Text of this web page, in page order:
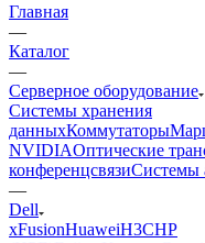
Главная
—
Каталог
—
Серверное оборудование
Системы хранения
данныхКоммутаторы
NVIDIAОптические
конференцсвязиСистемы
—
Dell
xFusionHuaweiH3CHP